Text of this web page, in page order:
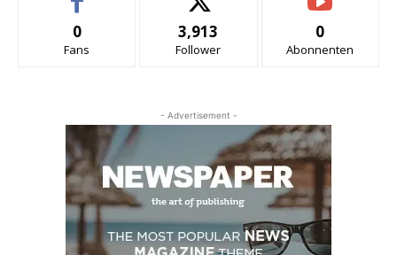
0
Fans
3,913
Follower
0
Abonnenten
- Advertisement -